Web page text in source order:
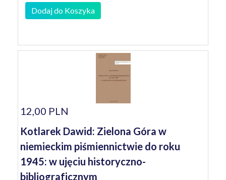
Dodaj do Koszyka
12,00 PLN
Kotlarek Dawid: Zielona Góra w
niemieckim piśmiennictwie do roku
1945: w ujęciu historyczno-
bibliograficznym